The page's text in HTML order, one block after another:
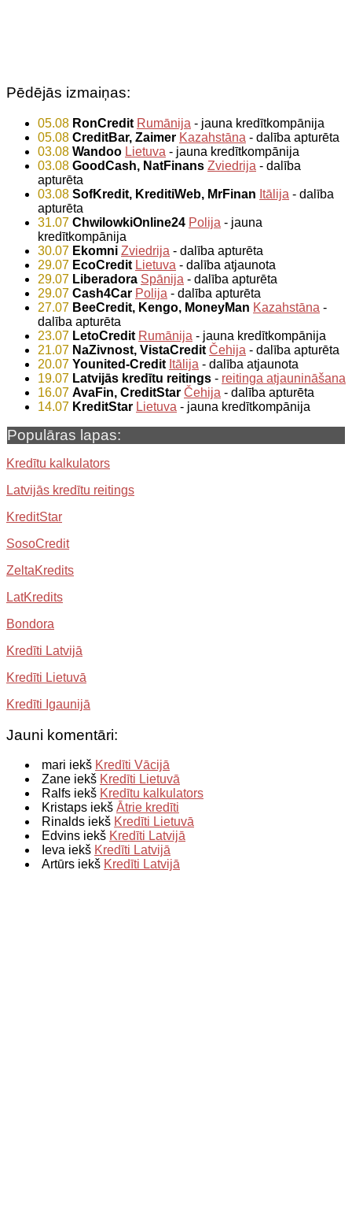
Pēdējās izmaiņas:
05.08 RonCredit Rumānija - jauna kredītkompānija
05.08 CreditBar, Zaimer Kazahstāna - dalība apturēta
03.08 Wandoo Lietuva - jauna kredītkompānija
03.08 GoodCash, NatFinans Zviedrija - dalība
apturēta
03.08 SofKredit, KreditiWeb, MrFinan Itālija - dalība
apturēta
31.07 ChwilowkiOnline24 Polija - jauna
kredītkompānija
30.07 Ekomni Zviedrija - dalība apturēta
29.07 EcoCredit Lietuva - dalība atjaunota
29.07 Liberadora Spānija - dalība apturēta
29.07 Cash4Car Polija - dalība apturēta
27.07 BeeCredit, Kengo, MoneyMan Kazahstāna -
dalība apturēta
23.07 LetoCredit Rumānija - jauna kredītkompānija
21.07 NaZivnost, VistaCredit Čehija - dalība apturēta
20.07 Younited-Credit Itālija - dalība atjaunota
19.07 Latvijās kredītu reitings - reitinga atjaunināšana
16.07 AvaFin, CreditStar Čehija - dalība apturēta
14.07 KreditStar Lietuva - jauna kredītkompānija
Populāras lapas:
Kredītu kalkulators
Latvijās kredītu reitings
KreditStar
SosoCredit
ZeltaKredits
LatKredits
Bondora
Kredīti Latvijā
Kredīti Lietuvā
Kredīti Igaunijā
Jauni komentāri:
mari iekš Kredīti Vācijā
Zane iekš Kredīti Lietuvā
Ralfs iekš Kredītu kalkulators
Kristaps iekš Ātrie kredīti
Rinalds iekš Kredīti Lietuvā
Edvins iekš Kredīti Latvijā
Ieva iekš Kredīti Latvijā
Artūrs iekš Kredīti Latvijā